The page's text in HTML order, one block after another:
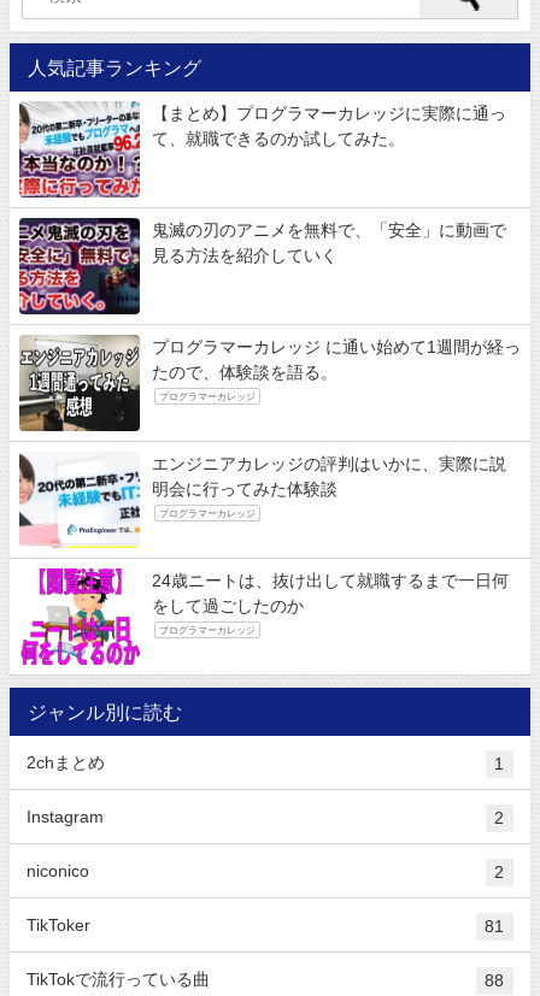
人気記事ランキング
【まとめ】プログラマーカレッジに実際に通っ
て、就職できるのか試してみた。
鬼滅の刃のアニメを無料で、「安全」に動画で
見る方法を紹介していく
プログラマーカレッジ に通い始めて1週間が経っ
たので、体験談を語る。
プログラマーカレッジ
エンジニアカレッジの評判はいかに、実際に説
明会に行ってみた体験談
プログラマーカレッジ
24歳ニートは、抜け出して就職するまで一日何
をして過ごしたのか
プログラマーカレッジ
ジャンル別に読む
2chまとめ 1
Instagram 2
niconico 2
TikToker 81
TikTokで流行っている曲 88